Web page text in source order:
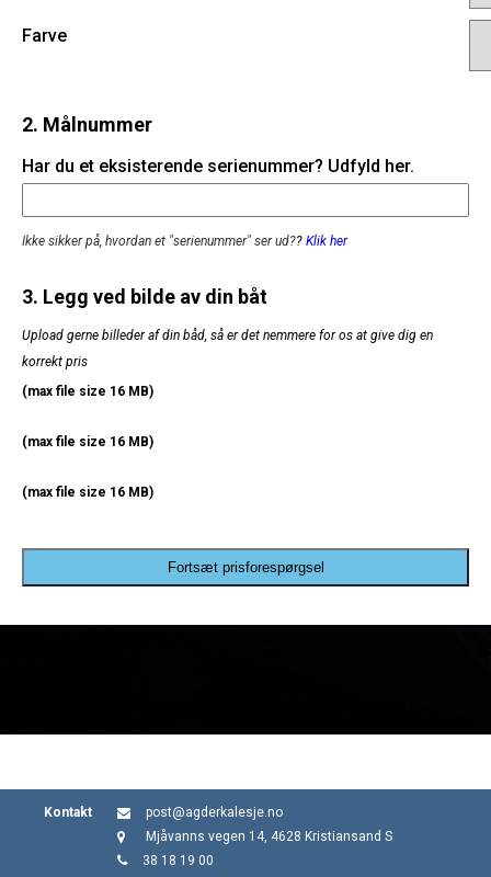
Farve
2. Målnummer
Har du et eksisterende serienummer? Udfyld her.
Ikke sikker på, hvordan et "serienummer" ser ud?? Klik her
3. Legg ved bilde av din båt
Upload gerne billeder af din båd, så er det nemmere for os at give dig en
korrekt pris
(max file size 16 MB)
(max file size 16 MB)
(max file size 16 MB)
Fortsæt prisforespørgsel
Kontakt
post@agderkalesje.no
Mjåvanns vegen 14, 4628 Kristiansand S
38 18 19 00